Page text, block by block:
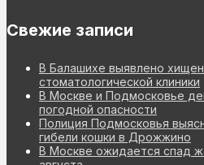
Свежие записи
В Балашихе выявлено
стоматологической клиники
В Москве и Подмосковье
погодной опасности
Полиция Подмосковья
гибели кошки в Дрожжино
В Москве ожидается спад